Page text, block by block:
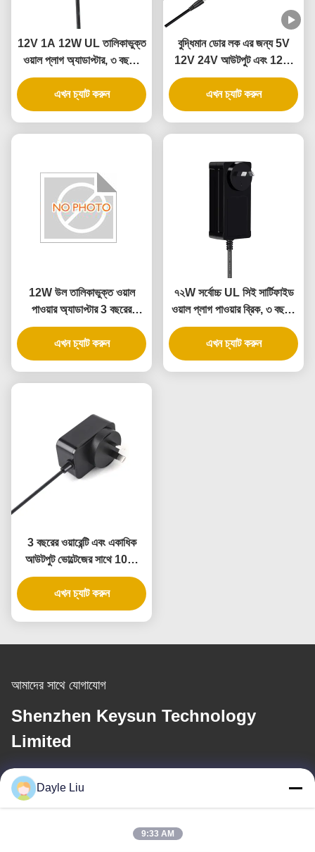
12V 1A 12W UL তালিকাভুক্ত
ওয়াল প্লাগ অ্যাডাপ্টার, ৩ বছরের
ওয়ারেন্টি এবং একাধিক সুরক্ষা সহ
এখন চ্যাট করুন
বুদ্ধিমান ডোর লক এর জন্য 5V
12V 24V আউটপুট এবং 12W
24W পাওয়ার সহ UL সার্টিফাইড
ওয়াল পাওয়ার অ্যাডাপ্টার
এখন চ্যাট করুন
12W উল তালিকাভুক্ত ওয়াল
পাওয়ার অ্যাডাপ্টার 3 বছরের
ওয়ারেন্টি এবং এসি ডিসি পাওয়ার
সাপ্লাই সহ
এখন চ্যাট করুন
৭২W সর্বোচ্চ UL সিই সার্টিফাইড
ওয়াল প্লাগ পাওয়ার ব্রিক, ৩ বছরের
ওয়ারেন্টি সহ
এখন চ্যাট করুন
3 বছরের ওয়ারেন্টি এবং একাধিক
আউটপুট ভোল্টেজের সাথে 10W
ইউনিভার্সাল ওয়াল পাওয়ার
অ্যাডাপ্টার
এখন চ্যাট করুন
আমাদের সাথে যোগাযোগ
Shenzhen Keysun Technology
Limited
ই-মেইল
dayle@keysuntech.com
Dayle Liu
9:33 AM